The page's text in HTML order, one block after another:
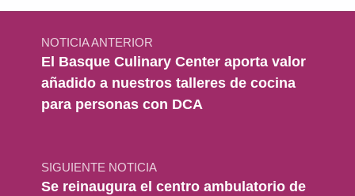
Navegación de entradas
NOTICIA ANTERIOR
El Basque Culinary Center aporta valor
añadido a nuestros talleres de cocina
para personas con DCA
SIGUIENTE NOTICIA
Se reinaugura el centro ambulatorio de